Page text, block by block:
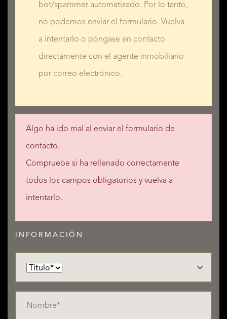
bot/spammer automatizado. Por lo tanto,
no podemos enviar el formulario. Vuelva
a intentarlo o póngase en contacto
directamente con el agente inmobiliario
por correo electrónico.
Algo ha ido mal al enviar el formulario de
contacto.
Compruebe si ha rellenado correctamente
todos los campos obligatorios y vuelva a
intentarlo.
INFORMACIÓN